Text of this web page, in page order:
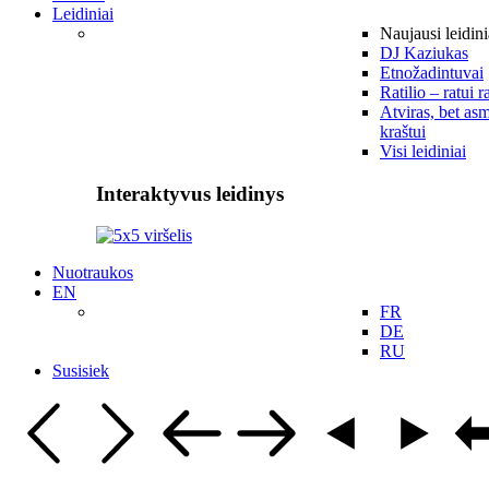
Leidiniai
Naujausi
DJ Kaziukas
Etnožadintuvai
Ratilio – ratui
Atviras, bet
kraštui
Visi leidiniai
Interaktyvus leidinys
Nuotraukos
EN
FR
DE
RU
Susisiek